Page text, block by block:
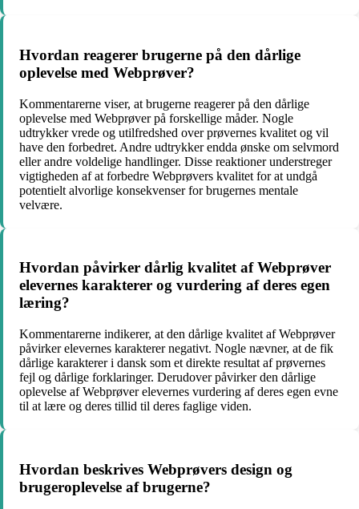
Hvordan reagerer brugerne på den dårlige
oplevelse med Webprøver?
Kommentarerne viser, at brugerne reagerer på den dårlige
oplevelse med Webprøver på forskellige måder. Nogle
udtrykker vrede og utilfredshed over prøvernes kvalitet og vil
have den forbedret. Andre udtrykker endda ønske om selvmord
eller andre voldelige handlinger. Disse reaktioner understreger
vigtigheden af at forbedre Webprøvers kvalitet for at undgå
potentielt alvorlige konsekvenser for brugernes mentale
velvære.
Hvordan påvirker dårlig kvalitet af Webprøver
elevernes karakterer og vurdering af deres egen
læring?
Kommentarerne indikerer, at den dårlige kvalitet af Webprøver
påvirker elevernes karakterer negativt. Nogle nævner, at de fik
dårlige karakterer i dansk som et direkte resultat af prøvernes
fejl og dårlige forklaringer. Derudover påvirker den dårlige
oplevelse af Webprøver elevernes vurdering af deres egen evne
til at lære og deres tillid til deres faglige viden.
Hvordan beskrives Webprøvers design og
brugeroplevelse af brugerne?